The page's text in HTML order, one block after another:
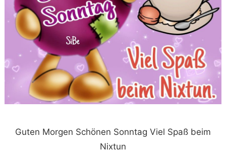
Guten Morgen Schönen Sonntag Viel Spaß beim
Nixtun